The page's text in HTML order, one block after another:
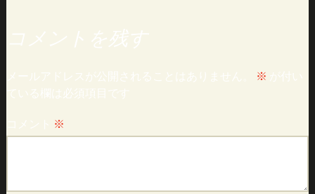
コメントを残す
メールアドレスが公開されることはありません。 ※ が付い
ている欄は必須項目です
コメント ※